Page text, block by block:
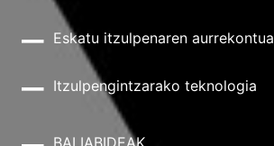
Eskatu itzulpenaren aurrekontua
Itzulpengintzarako teknologia